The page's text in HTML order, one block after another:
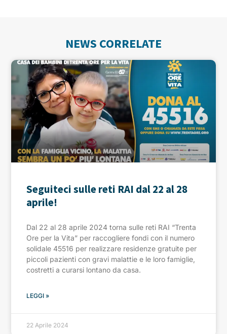
NEWS CORRELATE
Seguiteci sulle reti RAI dal 22 al 28
aprile!
Dal 22 al 28 aprile 2024 torna sulle reti RAI “Trenta
Ore per la Vita” per raccogliere fondi con il numero
solidale 45516 per realizzare residenze gratuite per
piccoli pazienti con gravi malattie e le loro famiglie,
costretti a curarsi lontano da casa.
LEGGI »
22 Aprile 2024